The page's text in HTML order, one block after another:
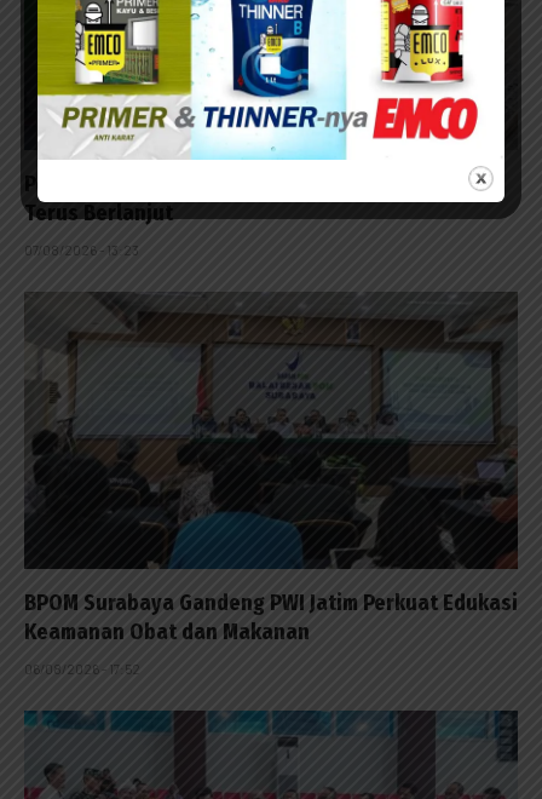
Terus Berlanjut
07/08/2026 - 13:23
BPOM Surabaya Gandeng PWI Jatim Perkuat Edukasi
Keamanan Obat dan Makanan
06/08/2026 - 17:52